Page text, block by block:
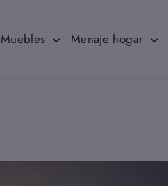
Muebles Menaje hogar